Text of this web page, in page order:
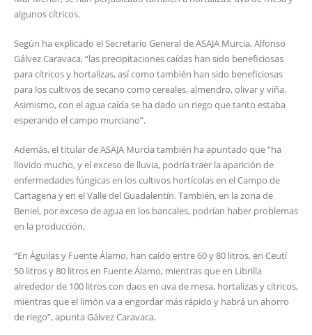
algunos cítricos.
Según ha explicado el Secretario General de ASAJA Murcia, Alfonso
Gálvez Caravaca, “las precipitaciones caídas han sido beneficiosas
para cítricos y hortalizas, así como también han sido beneficiosas
para los cultivos de secano como cereales, almendro, olivar y viña.
Asimismo, con el agua caída se ha dado un riego que tanto estaba
esperando el campo murciano”.
Además, el titular de ASAJA Murcia también ha apuntado que “ha
llovido mucho, y el exceso de lluvia, podría traer la aparición de
enfermedades fúngicas en los cultivos hortícolas en el Campo de
Cartagena y en el Valle del Guadalentín. También, en la zona de
Beniel, por exceso de agua en los bancales, podrían haber problemas
en la producción,
“En Águilas y Fuente Álamo, han caído entre 60 y 80 litros, en Ceutí
50 litros y 80 litros en Fuente Álamo, mientras que en Librilla
alrededor de 100 litros con daos en uva de mesa, hortalizas y cítricos,
mientras que el limón va a engordar más rápido y habrá un ahorro
de riego”, apunta Gálvez Caravaca.